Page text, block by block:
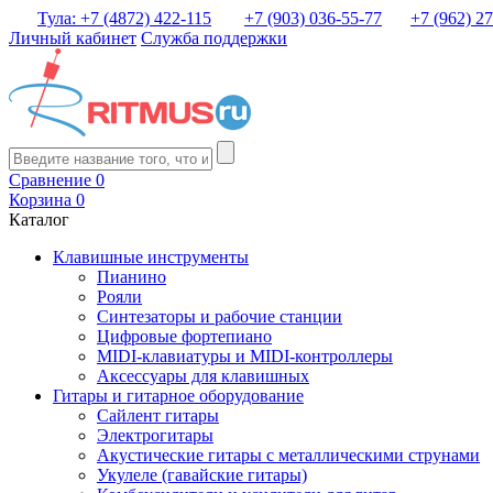
Тула: +7 (4872) 422-115 +7 (903) 036-55-77
+7 (962)
Личный кабинет Служба поддержки
Сравнение 0
Корзина 0
Каталог
Клавишные инструменты
Пианино
Рояли
Синтезаторы и рабочие станции
Цифровые фортепиано
MIDI-клавиатуры и MIDI-контроллеры
Аксессуары для клавишных
Гитары и гитарное оборудование
Сайлент гитары
Электрогитары
Акустические гитары с металлическими струнами
Укулеле (гавайские гитары)